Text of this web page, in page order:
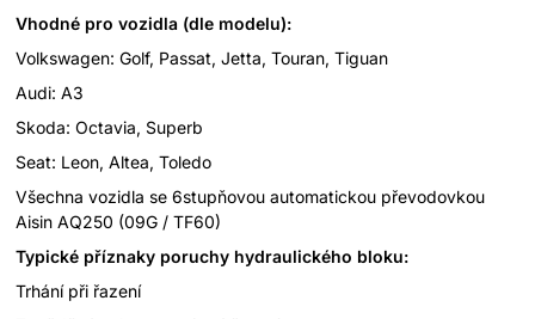
Vhodné pro vozidla (dle modelu):
Volkswagen: Golf, Passat, Jetta, Touran, Tiguan
Audi: A3
Skoda: Octavia, Superb
Seat: Leon, Altea, Toledo
Všechna vozidla se 6stupňovou automatickou převodovkou
Aisin AQ250 (09G / TF60)
Typické příznaky poruchy hydraulického bloku:
Trhání při řazení